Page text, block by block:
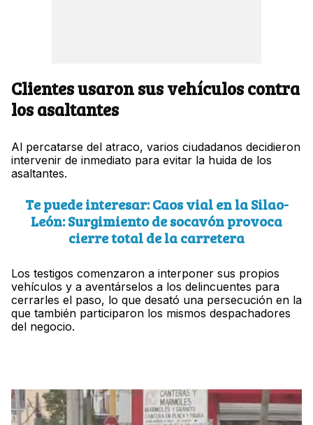
Clientes usaron sus vehículos contra
los asaltantes
Al percatarse del atraco, varios ciudadanos decidieron
intervenir de inmediato para evitar la huida de los
asaltantes.
Te puede interesar: Caos vial en la Silao-
León: Surgimiento de socavón provoca
cierre total de la carretera
Los testigos comenzaron a interponer sus propios
vehículos y a aventárselos a los delincuentes para
cerrarles el paso, lo que desató una persecución en la
que también participaron los mismos despachadores
del negocio.